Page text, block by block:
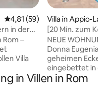
Durchschnittliche Bewertung:
4,81 (59)
in der
Rom –
Villa
Villa in Appio-
[20 Min. zum
Piscina und
NEUE WOHNUNG Loft Appia Antica
Donna Eugenia Willkommen in einer
geheimen Ecke
eingebettet in die
Geschichte
in Villen in Rom